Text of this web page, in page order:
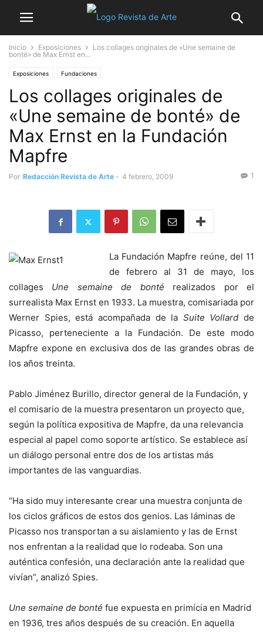
Inicio Exposiciones
Los collages originales de «Une semaine de
bonté» de Max Ernst en...
Exposiciones Fundaciones
Los collages originales de
«Une semaine de bonté» de
Max Ernst en la Fundación
Mapfre
Por Redacción Revista de Arte - 4 febrero, 2009 1
La Fundación Mapfre reúne, del 11
de febrero al 31 de mayo, los
collages Une semaine de bonté realizados por el
surrealista Max Ernst en 1933. La muestra, comisariada por
Werner Spies, está acompañada de la Suite Vollard de
Picasso, perteneciente a la Fundación. De este modo
Mapfre expone en exclusiva dos de las grandes obras de
los años treinta.
Pablo Jiménez Burillo, director general de la Fundación, y
el comisario de la muestra presentaron un proyecto que,
según la política expositiva de Mapfre, da una relevancia
especial al papel como soporte artístico. Se establece así
un diálogo personal entre dos de los artistas más
importantes de las vanguardias.
“Ha sido muy interesante crear una muestra conjunta de
los ciclos gráficos de estos dos genios. Las láminas de
Picasso nos transportan a su aislamiento y las de Ernst
nos enfrentan a la realidad que lo rodeaba. Son una
auténtica confesión, una declaración ante la realidad que
vivían”, analizó Spies.
Une semaine de bonté fue expuesta en primícia en Madrid
en 1936, tres años después de su creación. En aquella